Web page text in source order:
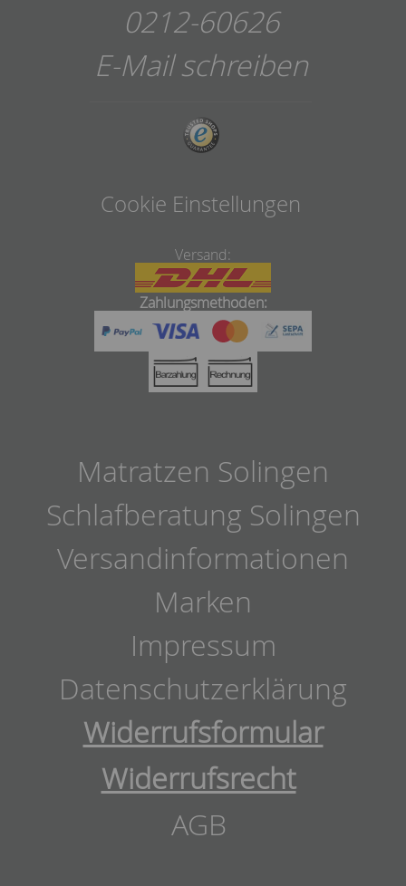
0212-60626
E-Mail schreiben
Cookie Einstellungen
Versand:
Zahlungsmethoden:
Matratzen Solingen
Schlafberatung Solingen
Versandinformationen
Marken
Impressum
Datenschutzerklärung
Widerrufsformular
Widerrufsrecht
AGB